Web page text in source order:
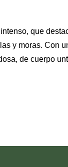
que
y moras. Con
de cuerpo